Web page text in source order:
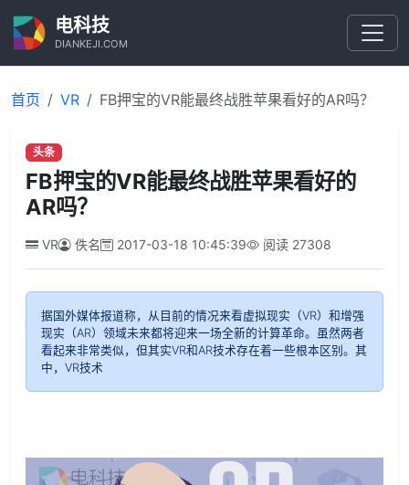
电科技
DIANKEJI.COM
首页 VR FB押宝的VR能最终战胜苹果看好的AR吗？
头条
FB押宝的VR能最终战胜苹果看好的
AR吗？
VR 佚名 2017-03-18 10:45:39 阅读 27308
据国外媒体报道称，从目前的情况来看虚拟现实（VR）和增强
现实（AR）领域未来都将迎来一场全新的计算革命。虽然两者
看起来非常类似，但其实VR和AR技术存在着一些根本区别。其
中，VR技术